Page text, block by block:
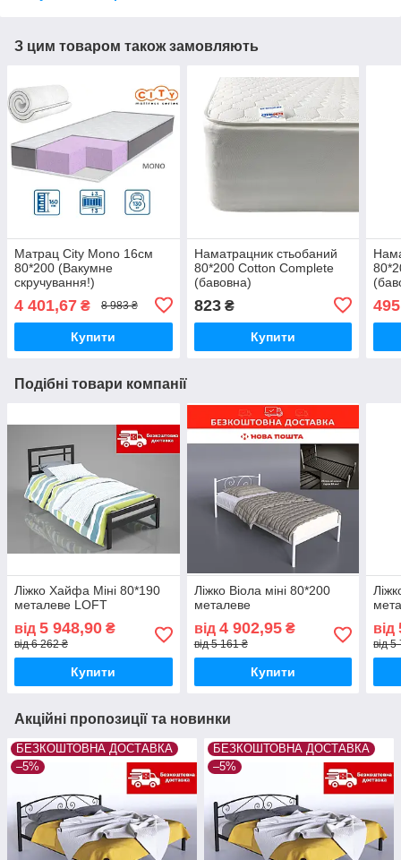
З цим товаром також замовляють
Матрац City Mono 16см
80*200 (Вакумне
скручування!)
4 401,67 ₴ 8 983 ₴
Купити
Наматрацник стьобаний
80*200 Cotton Complete
(бавовна)
823₴
Купити
Подібні товари компанії
Ліжко Хайфа Міні 80*190
металеве LOFT
від 5 948,90 ₴
від 6 262 ₴
Купити
Ліжко Віола міні 80*200
металеве
від 4 902,95₴
від 5 161 ₴
Купити
від
від
Акційні пропозиції та новинки
БЕЗКОШТОВНА ДОСТАВКА
–5%
БЕЗКОШТОВНА ДОСТАВКА
–5%